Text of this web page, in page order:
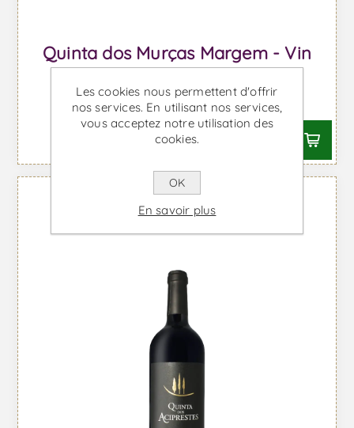
Quinta dos Murças Margem - Vin
À partir de €35,22 TTC
Les cookies nous permettent d'offrir
nos services. En utilisant nos services,
vous acceptez notre utilisation des
cookies.
OK
En savoir plus